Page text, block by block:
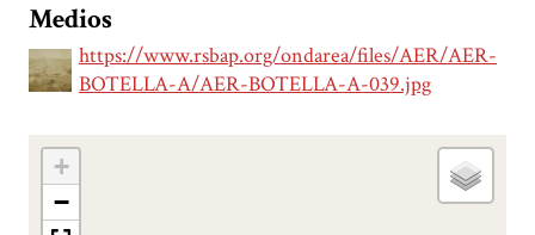
Medios
https://www.rsbap.org/ondarea/files/AER/AER-
BOTELLA-A/AER-BOTELLA-A-039.jpg
+
−